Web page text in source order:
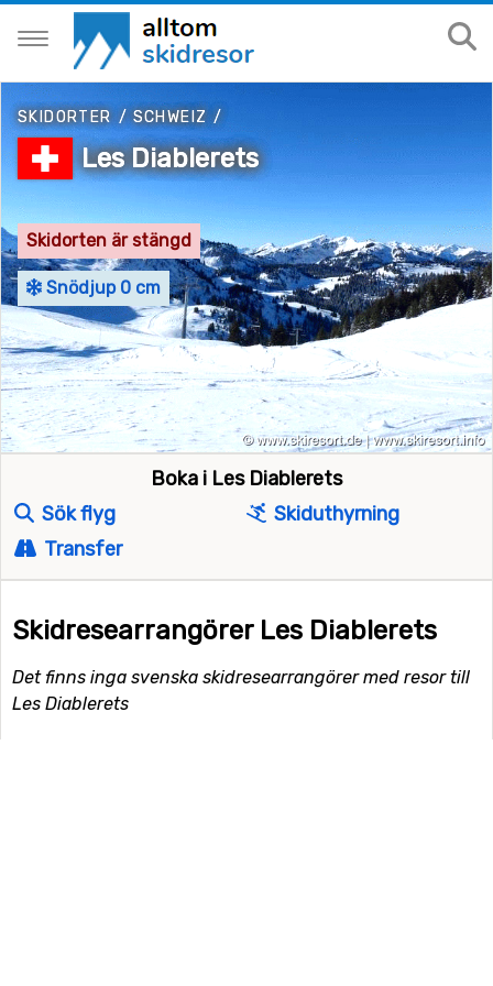
SKIDORTER /SCHWEIZ /
Les Diablerets
Skidorten är stängd
Snödjup 0 cm
Boka i Les Diablerets
Sök flyg
Skiduthyrning
Transfer
Skidresearrangörer Les Diablerets
Det finns inga svenska skidresearrangörer med resor till
Les Diablerets